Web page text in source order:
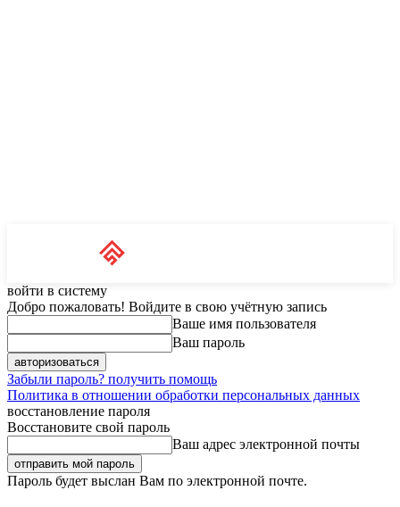
войти в систему
Добро пожаловать! Войдите в свою учётную запись
Ваше имя пользователя
Ваш пароль
Забыли пароль? получить помощь
Политика в отношении обработки персональных данных
восстановление пароля
Восстановите свой пароль
Ваш адрес электронной почты
Пароль будет выслан Вам по электронной почте.